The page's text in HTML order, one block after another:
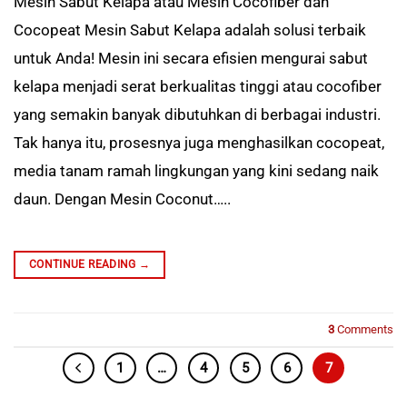
Cocopeat Mesin Sabut Kelapa adalah solusi terbaik
untuk Anda! Mesin ini secara efisien mengurai sabut
kelapa menjadi serat berkualitas tinggi atau cocofiber
yang semakin banyak dibutuhkan di berbagai industri.
Tak hanya itu, prosesnya juga menghasilkan cocopeat,
media tanam ramah lingkungan yang kini sedang naik
daun. Dengan Mesin Coconut…..
CONTINUE READING →
3 Comments
1 … 4 5 6 7